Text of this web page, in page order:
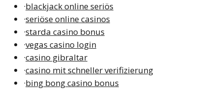
·blackjack online seriös
·seriöse online casinos
·starda casino bonus
·vegas casino login
·casino gibraltar
·casino mit schneller verifizierung
·bing bong casino bonus